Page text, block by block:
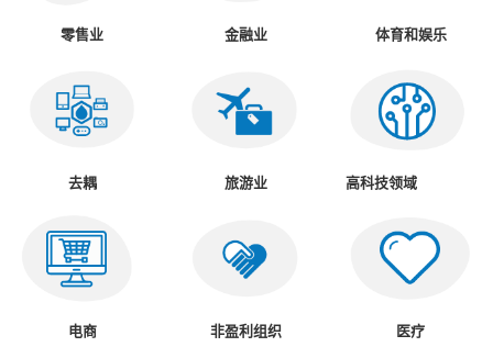
零售业 金融业 体育和娱乐
去耦 旅游业 高科技领域
电商 非盈利组织 医疗